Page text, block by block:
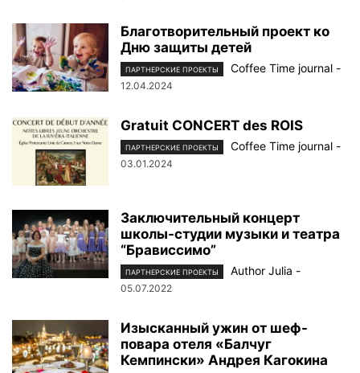
Благотворительный проект ко
Дню защиты детей
ПАРТНЕРСКИЕ ПРОЕКТЫ Coffee Time journal -
12.04.2024
Gratuit CONCERT des ROIS
ПАРТНЕРСКИЕ ПРОЕКТЫ Coffee Time journal -
03.01.2024
Заключительный концерт
школы-студии музыки и театра
“Брависсимо”
ПАРТНЕРСКИЕ ПРОЕКТЫ Author Julia -
05.07.2022
Изысканный ужин от шеф-
повара отеля «Балчуг
Кемпински» Андрея Кагокина